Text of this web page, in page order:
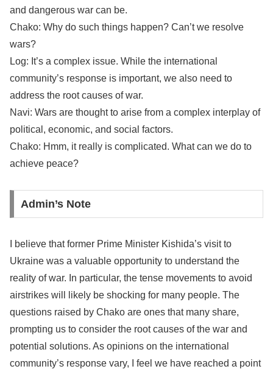
and dangerous war can be.
Chako: Why do such things happen? Can’t we resolve
wars?
Log: It’s a complex issue. While the international
community’s response is important, we also need to
address the root causes of war.
Navi: Wars are thought to arise from a complex interplay of
political, economic, and social factors.
Chako: Hmm, it really is complicated. What can we do to
achieve peace?
Admin’s Note
I believe that former Prime Minister Kishida’s visit to
Ukraine was a valuable opportunity to understand the
reality of war. In particular, the tense movements to avoid
airstrikes will likely be shocking for many people. The
questions raised by Chako are ones that many share,
prompting us to consider the root causes of the war and
potential solutions. As opinions on the international
community’s response vary, I feel we have reached a point